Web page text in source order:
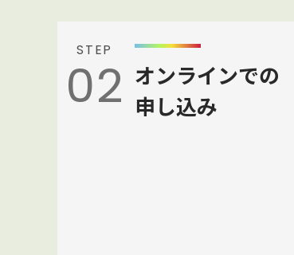
STEP
02 オンラインでの
申し込み